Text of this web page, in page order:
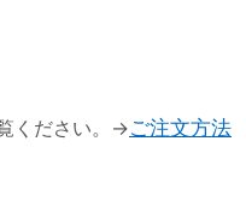
ください。→ご注文方法